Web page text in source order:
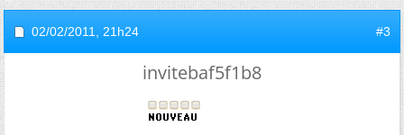
02/02/2011, 21h24 #3
invitebaf5f1b8